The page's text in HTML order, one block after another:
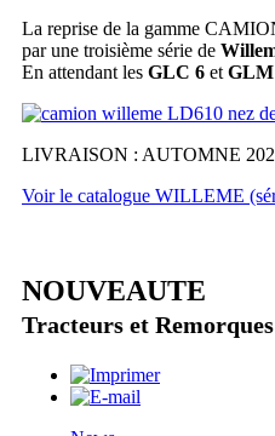
La reprise de la gamme
par une troisième série de
En attendant les GLC 6 et GLM
LIVRAISON : AUTOMNE
Voir le catalogue WILLEME
NOUVEAUTE
Tracteurs et